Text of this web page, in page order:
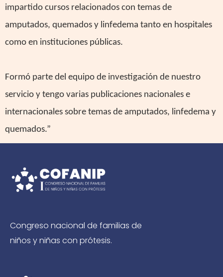
impartido cursos relacionados con temas de
amputados, quemados y linfedema tanto en hospitales
como en instituciones públicas.
Formó parte del equipo de investigación de nuestro
servicio y tengo varias publicaciones nacionales e
internacionales sobre temas de amputados, linfedema y
quemados.”
Congreso nacional de familias de
niños y niñas con prótesis.